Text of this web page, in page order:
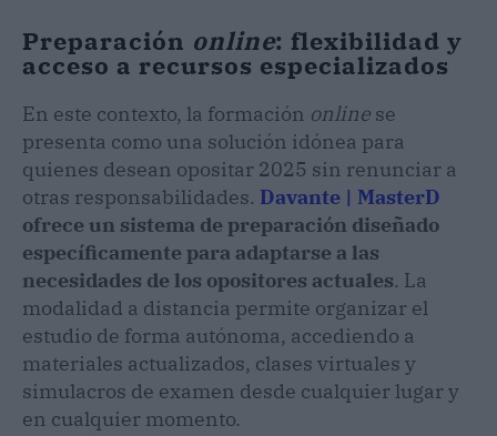
Preparación online: flexibilidad y
acceso a recursos especializados
En este contexto, la formación online se
presenta como una solución idónea para
quienes desean opositar 2025 sin renunciar a
otras responsabilidades. Davante | MasterD
ofrece un sistema de preparación diseñado
específicamente para adaptarse a las
necesidades de los opositores actuales. La
modalidad a distancia permite organizar el
estudio de forma autónoma, accediendo a
materiales actualizados, clases virtuales y
simulacros de examen desde cualquier lugar y
en cualquier momento.